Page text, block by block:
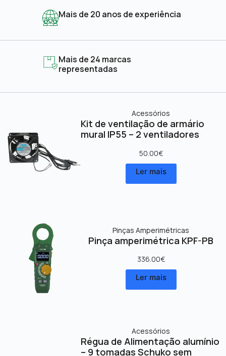
Mais de 20 anos de experiência
Mais de 24 marcas
representadas
Acessórios
Kit de ventilação de armário
mural IP55 – 2 ventiladores
50.00€
Ler mais
Pinças Amperimétricas
Pinça amperimétrica KPF-PB
336.00€
Ler mais
Acessórios
Régua de Alimentação alumínio
– 9 tomadas Schuko sem